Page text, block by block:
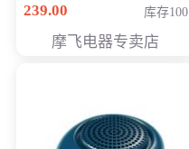
239.00
库存100
摩飞电器专卖店